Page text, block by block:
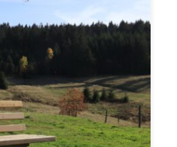
zu finden (Stand Dez.
Beitrag im Freien Wort und vom